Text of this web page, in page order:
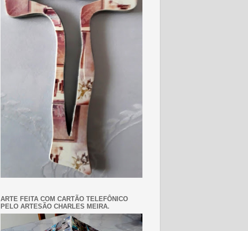
ARTE FEITA COM CARTÃO TELEFÔNICO
PELO ARTESÃO CHARLES MEIRA.